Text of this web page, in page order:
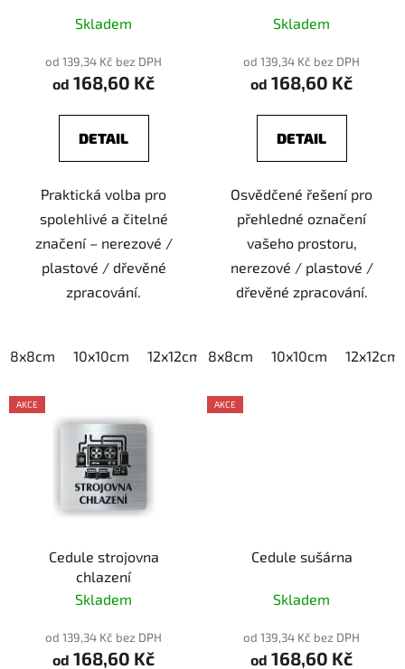
Skladem
od 139,34 Kč bez DPH
od 168,60 Kč
DETAIL
Praktická volba pro
spolehlivé a čitelné
značení – nerezové /
plastové / dřevěné
zpracování.
8x8cm 10x10cm 12x12cm 15x15cm 20x20cm
Skladem
od 139,34 Kč bez DPH
od 168,60 Kč
DETAIL
Osvědčené řešení pro
přehledné označení
vašeho prostoru,
nerezové / plastové /
dřevěné zpracování.
8x8cm 10x10cm 12x12cm
AKCE
Cedule strojovna
chlazení
Skladem
od 139,34 Kč bez DPH
od 168,60 Kč
AKCE
Cedule sušárna
Skladem
od 139,34 Kč bez DPH
od 168,60 Kč